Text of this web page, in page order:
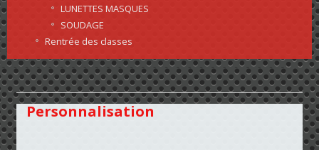
LUNETTES MASQUES
SOUDAGE
Rentrée des classes
Personnalisation